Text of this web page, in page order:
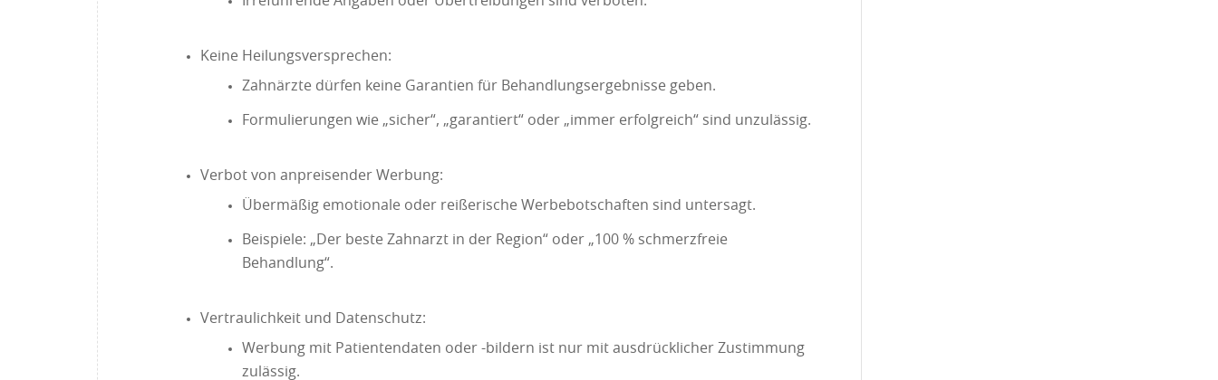
Keine Heilungsversprechen:
Zahnärzte dürfen keine Garantien für Behandlungsergebnisse geben.
Formulierungen wie „sicher“, „garantiert“ oder „immer erfolgreich“ sind unzulässig.
Verbot von anpreisender Werbung:
Übermäßig emotionale oder reißerische Werbebotschaften sind untersagt.
Beispiele: „Der beste Zahnarzt in der Region“ oder „100 % schmerzfreie
Behandlung“.
Vertraulichkeit und Datenschutz:
Werbung mit Patientendaten oder -bildern ist nur mit ausdrücklicher Zustimmung
zulässig.